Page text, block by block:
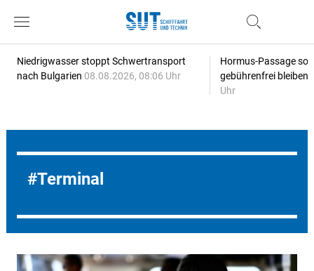
Niedrigwasser stoppt Schwertransport
nach Bulgarien 08.08.2026, 08:06 Uhr
Hormus-Passage
gebührenfrei bleiben
Uhr
Terminal